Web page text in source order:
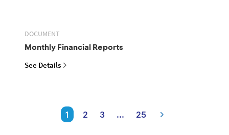
DOCUMENT
Monthly Financial Reports
See Details
1 2 3 ... 25